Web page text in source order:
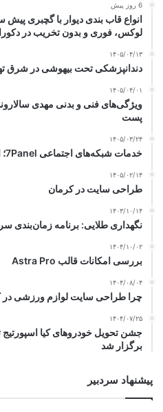
6 روز پیش
انواع قاب بندی دیوار با گچبری پیش
لوکس، فوری و بدون تخریب در
۱۴۰۵/۰۴/۱۳
دندانپزشکی تحت بیهوشی در شرق
۱۴۰۵/۰۴/۰۱
ویژگی‌های فنی و بدنی مهدی
پست
۱۴۰۵/۰۳/۲۴
خدمات شبکه‌های اجتماعی 7Panel؛ از جذب مخاطب تا افزایش درآمد
۱۴۰۵/۰۲/۱۴
طراحی سایت در کرمان
۱۴۰۳/۱۰/۱۴
نگهداری طلایی: برنامه زمان‌بندی
۱۴۰۴/۱۰/۰۲
بررسی امکانات قالب Astra Pro
۱۴۰۴/۰۸/۰۴
چرا طراحی سایت لوازم ورزشی
۱۴۰۴/۰۷/۲۵
جشن تحویل خودروهای کیا
برگزار شد
پیشنهاد سردبیر